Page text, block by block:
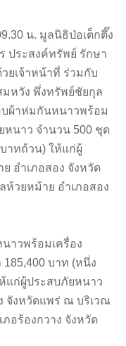
น. มูลนิธิป่อเต็กตึ๊ง
ประสงค์ทรัพย์ รักษา
ยเจ้าหน้าที่ ร่วมกับ
หวัง พึ่งทรัพย์ชัยกุล
ผ้าห่มกันหนาวพร้อม
หนาว จำนวน 500 ชุด
าทถ้วน) ให้แก่ผู้
อำเภอสอง จังหวัด
ห้วยหม้าย อำเภอสอง
าวพร้อมเครื่อง
บาท (หนึ่ง
แก่ผู้ประสบภัยหนาว
จังหวัดแพร่ ณ บริเวณ
อร้องกวาง จังหวัด